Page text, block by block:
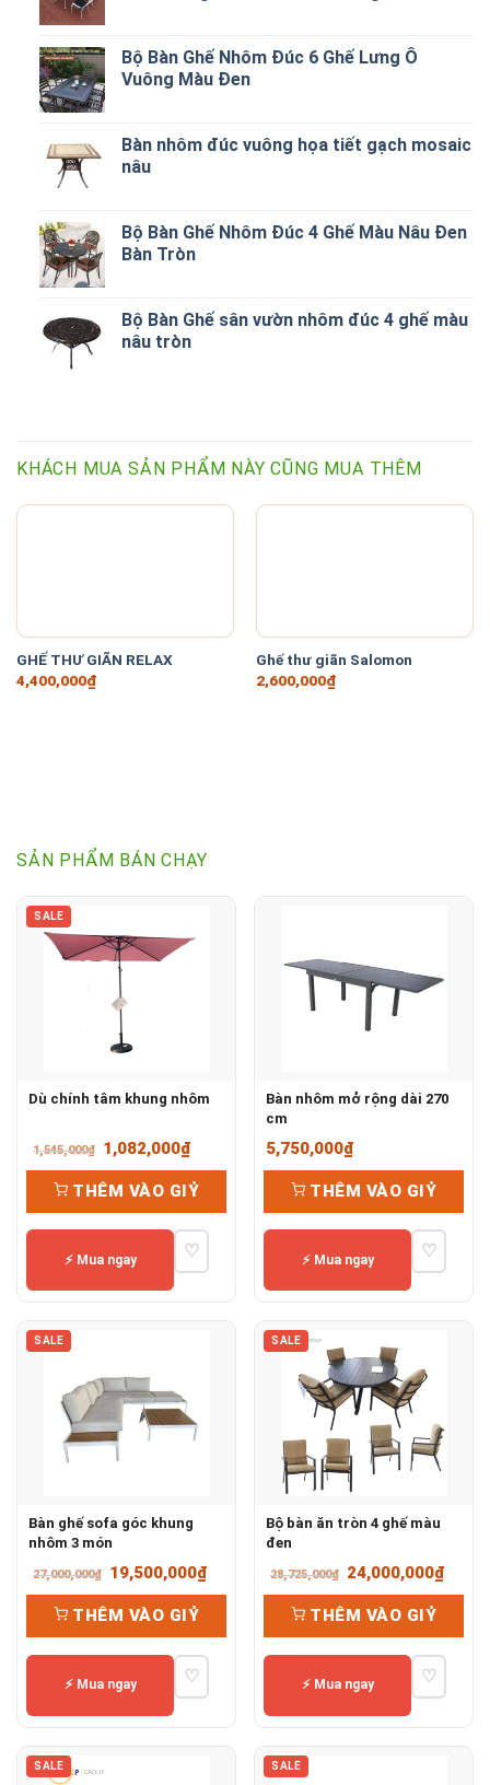
Bộ Bàn Ghế Nhôm Đúc 6 Ghế Lưng Ô
Vuông Màu Đen
Bàn nhôm đúc vuông họa tiết gạch mosaic
nâu
Bộ Bàn Ghế Nhôm Đúc 4 Ghế Màu Nâu Đen
Bàn Tròn
Bộ Bàn Ghế sân vườn nhôm đúc 4 ghế màu
nâu tròn
KHÁCH MUA SẢN PHẨM NÀY CŨNG MUA THÊM
GHẾ THƯ GIÃN RELAX
4,400,000₫
Ghế thư giãn Salomon
2,600,000₫
SẢN PHẨM BÁN CHẠY
SALE
Dù chính tâm khung nhôm
1,545,000₫
Giá
gốc
là:
1,545,000₫.
1,082,000₫Giá
hiện
tại
là:
1,082,000₫.
THÊM VÀO GIỶ
⚡ Mua ngay ♡
Bàn nhôm mở rộng dài 270
cm
5,750,000₫
THÊM VÀO GIỶ
⚡ Mua ngay ♡
SALE
Bàn ghế sofa góc khung
nhôm 3 món
27,000,000₫
Giá
gốc
là:
27,000,000₫.
19,500,000₫Giá
hiện
19,500,000₫.
THÊM VÀO GIỶ
⚡ Mua ngay ♡
SALE
Bộ bàn ăn tròn 4 ghế màu
đen
28,725,000₫
Giá
gốc
là:
28,725,000₫.
24,000,000₫Giá
hiện
THÊM VÀO GIỶ
⚡ Mua ngay ♡
SALE SALE